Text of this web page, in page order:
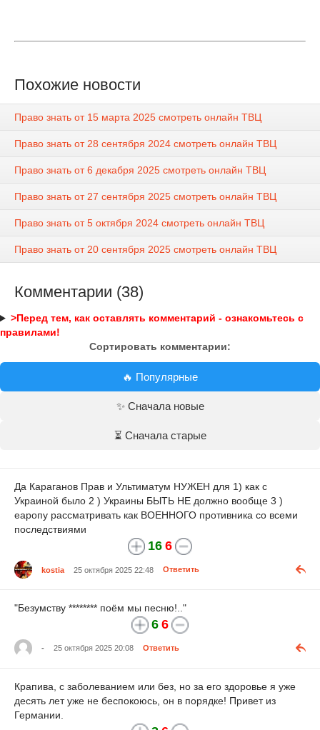
Похожие новости
Право знать от 15 марта 2025 смотреть онлайн ТВЦ
Право знать от 28 сентября 2024 смотреть онлайн ТВЦ
Право знать от 6 декабря 2025 смотреть онлайн ТВЦ
Право знать от 27 сентября 2025 смотреть онлайн ТВЦ
Право знать от 5 октября 2024 смотреть онлайн ТВЦ
Право знать от 20 сентября 2025 смотреть онлайн ТВЦ
Комментарии (38)
>Перед тем, как оставлять комментарий - ознакомьтесь с
правилами!
Сортировать комментарии:
🔥 Популярные
✨ Сначала новые
⏳ Сначала старые
Да Караганов Прав и Ультиматум НУЖЕН для 1) как с
Украиной было 2 ) Украины БЫТЬ НЕ должно вообще 3 )
еаропу рассматривать как ВОЕННОГО противника со всеми
последствиями
16 6
kostia 25 октября 2025 22:48 Ответить
"Безумству ******** поём мы песню!.."
6 6
- 25 октября 2025 20:08 Ответить
Крапива, с заболеванием или без, но за его здоровье я уже
десять лет уже не беспокоюсь, он в порядке! Привет из
Германии.